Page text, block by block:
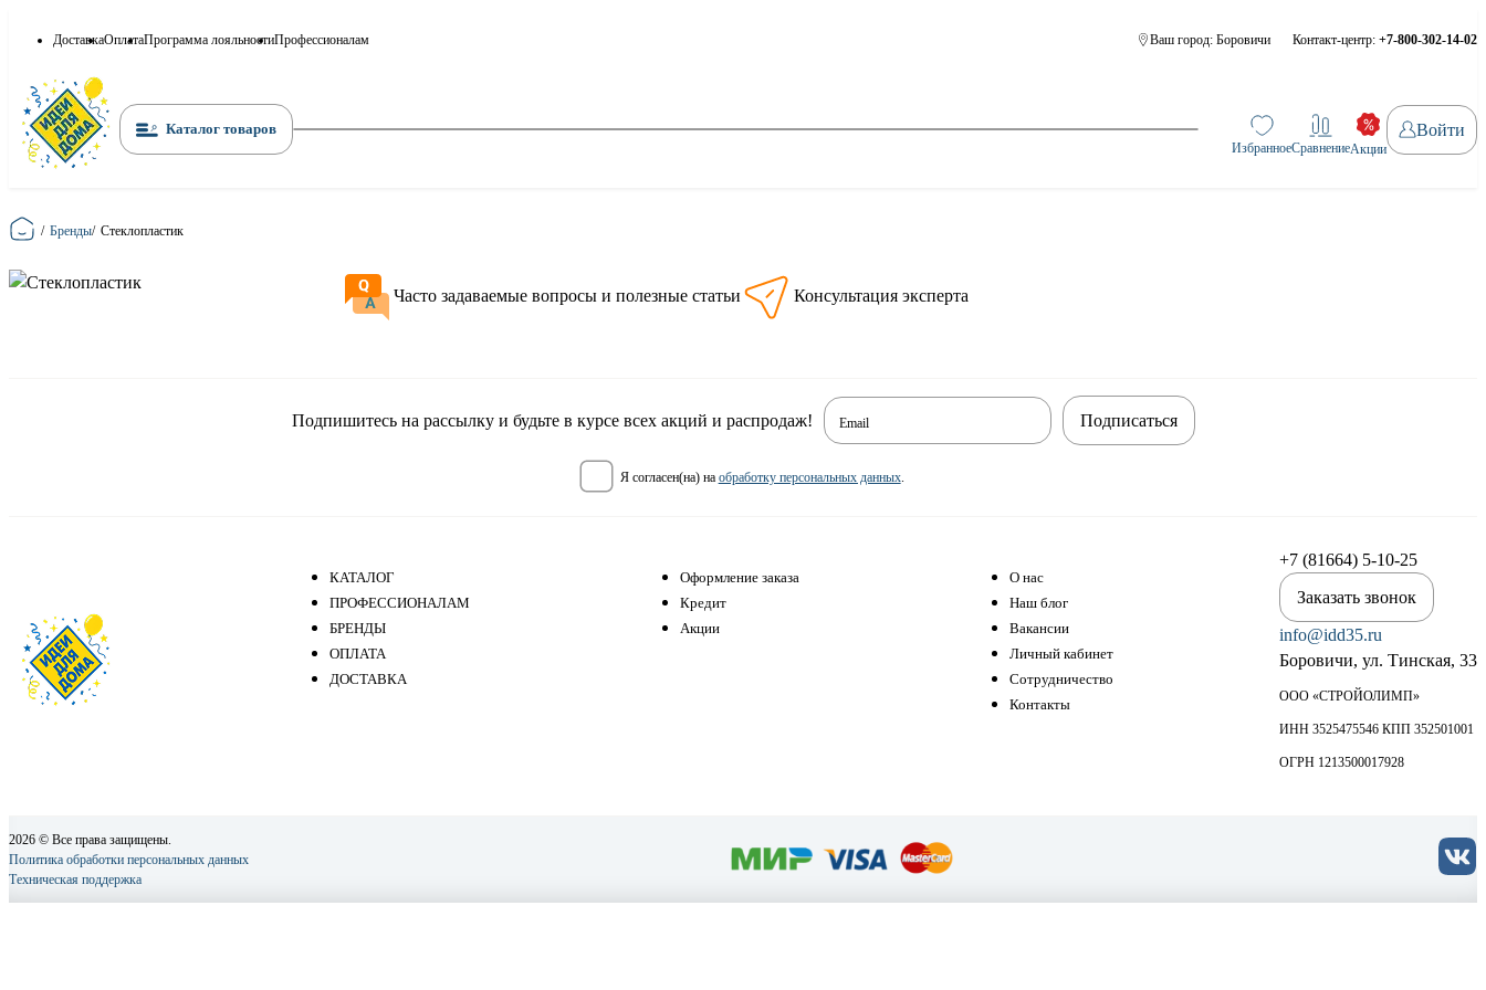
ДоставкаОплатаПрограмма лояльностиПрофессионалам Ваш город: Боровичи Контакт-центр: +7-800-302-14-02
Каталог товаров
ИзбранноеСравнениеАкции
Войти
Главная
/ Бренды/ Стеклопластик
Часто задаваемые вопросы и полезные статьи Консультация эксперта
Подпишитесь на рассылку и будьте в курсе всех акций и распродаж! Email
я согласен(на) на обработку персональных данных.
Подписаться
КАТАЛОГ
ПРОФЕССИОНАЛАМ
БРЕНДЫ
ОПЛАТА
ДОСТАВКА
Оформление заказа
Кредит
Акции
О нас
Наш блог
Вакансии
Личный кабинет
Сотрудничество
Контакты
+7 (81664) 5-10-25
Заказать звонок
info@idd35.ru
Боровичи, ул. Тинская, 33
ООО «СТРОЙОЛИМП»
ИНН 3525475546 КПП 352501001
ОГРН 1213500017928
2026 © Все права защищены.
Политика обработки персональных данных
Техническая поддержка